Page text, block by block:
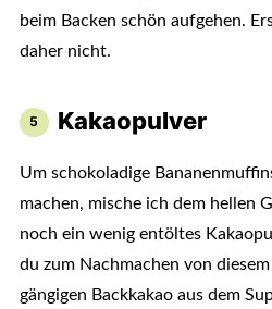
beim Backen schön aufgehen.
daher nicht.
Kakaopulver
Um schokoladige
machen, mische ich dem hellen
noch ein wenig entöltes
du zum Nachmachen von
gängigen Backkakao aus dem